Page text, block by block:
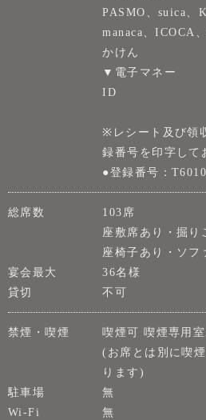
PASMO、suica、
manaca、ICOCA
かけん
▼電子マネー
ID
※レシート及び領
録番号を印字して
●登録番号：
総席数
103席
座敷席あり・掘り
座椅子あり・ソフ
宴会最大
36名様
貸切
不可
禁煙・喫煙
喫煙可 喫煙専用室
(お席とは別に喫
ります)
駐車場
無
Wi-Fi
無